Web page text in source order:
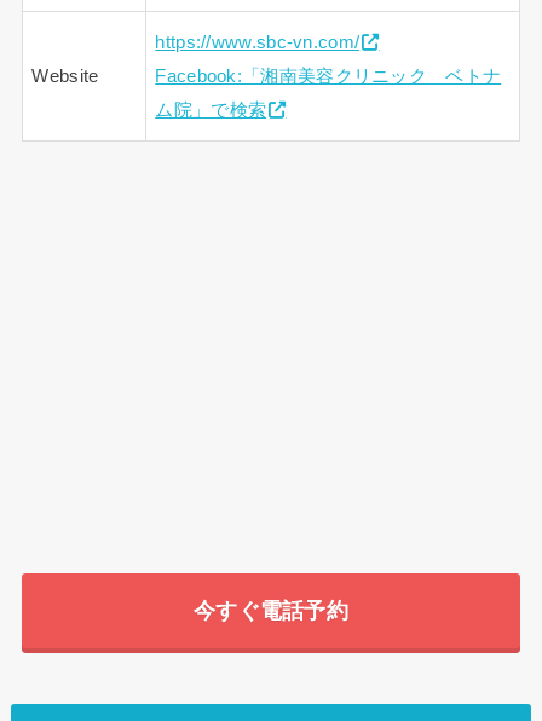
Website
https://www.sbc-vn.com/
Facebook:「湘南美容クリニック ベトナ
ム院」で検索
今すぐ電話予約